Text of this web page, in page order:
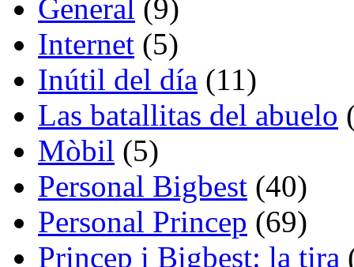
General (9)
Internet (5)
Inútil del día (11)
Las batallitas del abuelo
Mòbil (5)
Personal Bigbest (40)
Personal Princep (69)
Princep i Bigbest: la tira